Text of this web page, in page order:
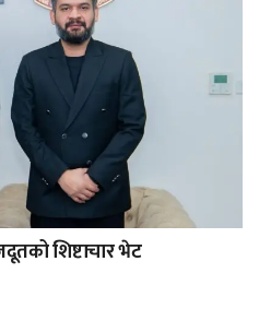
शिष्टाचार भेट